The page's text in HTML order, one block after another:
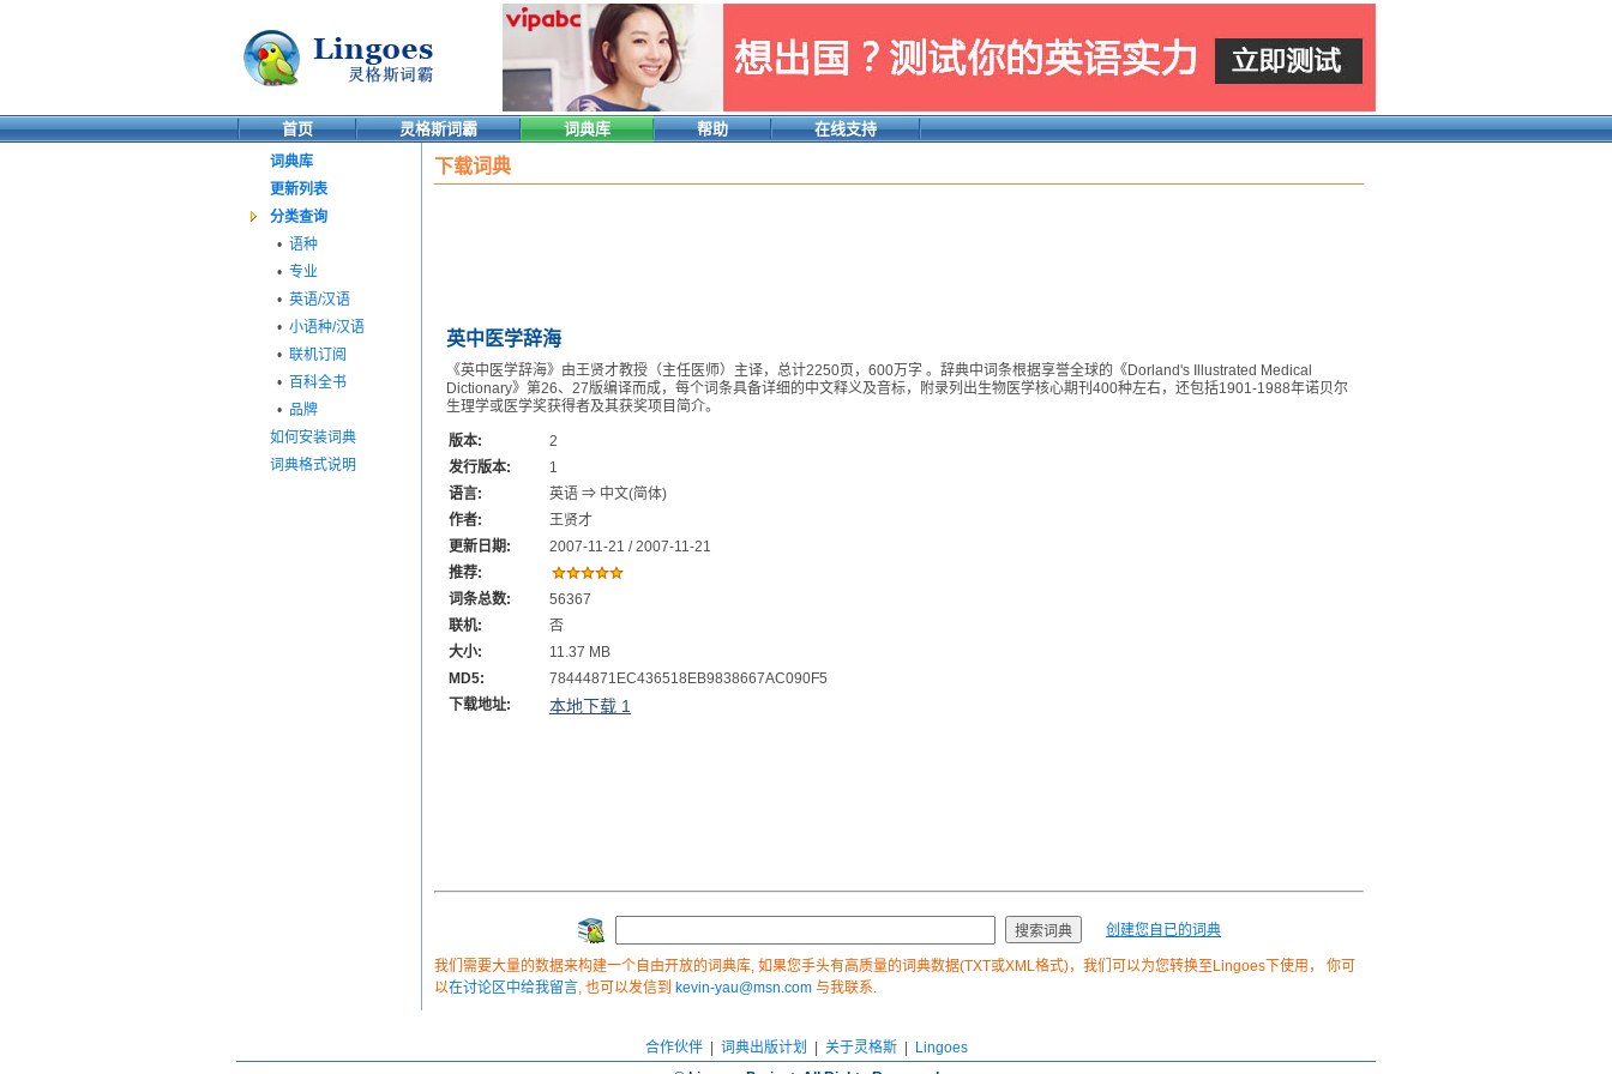
首页 灵格斯词霸 词典库 帮助 在线支持
词典库
更新列表
分类查询
• 语种
• 专业
• 英语/汉语
• 小语种/汉语
• 联机订阅
• 百科全书
• 品牌
如何安装词典
词典格式说明
下载词典
英中医学辞海
《英中医学辞海》由王贤才教授（主任医师）主译，总计2250页，600万字 。辞典中词条根据享誉全球的《Dorland's Illustrated Medical
Dictionary》第26、27版编译而成，每个词条具备详细的中文释义及音标，附录列出生物医学核心期刊400种左右，还包括1901-1988年诺贝尔
生理学或医学奖获得者及其获奖项目简介。
版本:
2
发行版本:
1
语言:
英语 ⇒ 中文(简体)
作者:
王贤才
更新日期:
2007-11-21 / 2007-11-21
推荐:
词条总数:
56367
联机:
否
大小:
11.37 MB
MD5:
78444871EC436518EB9838667AC090F5
下载地址:
本地下载 1
创建您自已的词典
我们需要大量的数据来构建一个自由开放的词典库, 如果您手头有高质量的词典数据(TXT或XML格式)，我们可以为您转换至Lingoes下使用， 你可
以在讨论区中给我留言, 也可以发信到 kevin-yau@msn.com 与我联系.
合作伙伴| 词典出版计划 关于灵格斯|
Lingoes